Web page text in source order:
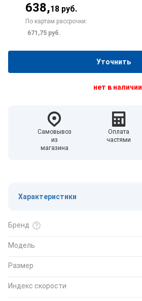
638,18 руб.
По картам рассрочки:
671,75 руб.
Уточнить
нет в наличии
Самовывоз
из
магазина
Оплата
частями
Характеристики
Бренд
Модель
Размер
Индекс скорости